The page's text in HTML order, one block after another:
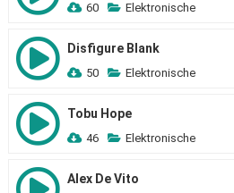
60 Elektronische
Disfigure Blank
50 Elektronische
Tobu Hope
46 Elektronische
Alex De Vito